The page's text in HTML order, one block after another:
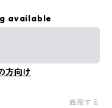
available
方向け
通報する